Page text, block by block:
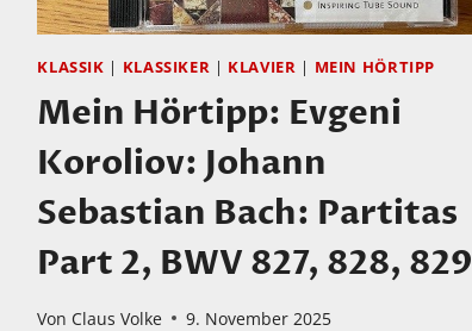
KLASSIK | KLASSIKER | KLAVIER | MEIN HÖRTIPP
Mein Hörtipp: Evgeni
Koroliov: Johann
Sebastian Bach: Partitas
Part 2, BWV 827, 828, 829
Von Claus Volke 9. November 2025